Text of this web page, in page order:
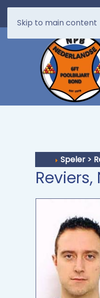
Skip to main content
Speler >
Reviers,